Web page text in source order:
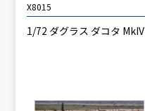
X8015
1/72 ダグラス ダコタ MkIV